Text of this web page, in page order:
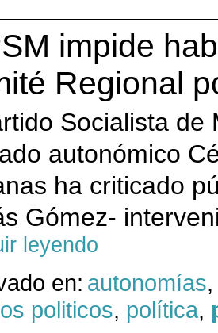
impide
Regional
Socialista de
autonómico
ha criticado
Gómez-
leyendo
en: autonomías
politicos, política,